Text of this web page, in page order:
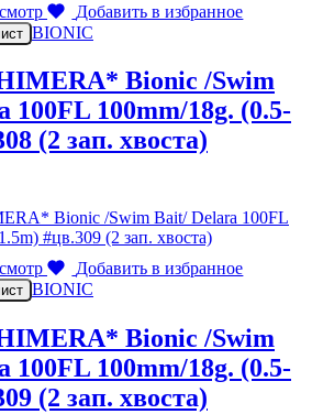
Добавить в избранное
BIONIC
Bionic /Swim
100FL 100mm/18g. (0.5-
(2 зап. хвоста)
Добавить в избранное
BIONIC
Bionic /Swim
100FL 100mm/18g. (0.5-
(2 зап. хвоста)